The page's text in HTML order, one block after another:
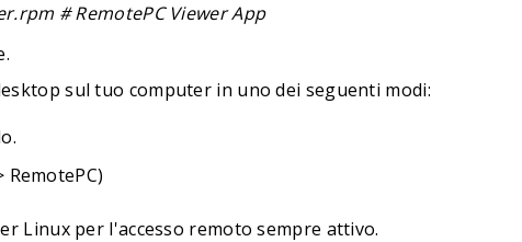
# RemotePC Viewer App
sul tuo computer in uno dei seguenti modi:
RemotePC)
Linux per l'accesso remoto sempre attivo.